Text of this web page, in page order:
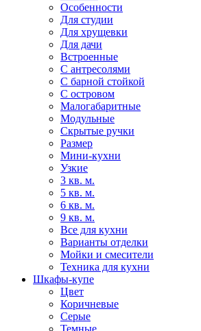
Особенности
Для студии
Для хрущевки
Для дачи
Встроенные
С антресолями
С барной стойкой
С островом
Малогабаритные
Модульные
Скрытые ручки
Размер
Мини-кухни
Узкие
3 кв. м.
5 кв. м.
6 кв. м.
9 кв. м.
Все для кухни
Варианты отделки
Мойки и смесители
Техника для кухни
Шкафы-купе
Цвет
Коричневые
Серые
Темные